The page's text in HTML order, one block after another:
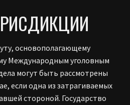
основополагающему
Международным уголовным
могут быть рассмотрены
если одна из затрагиваемых
стороной. Государство